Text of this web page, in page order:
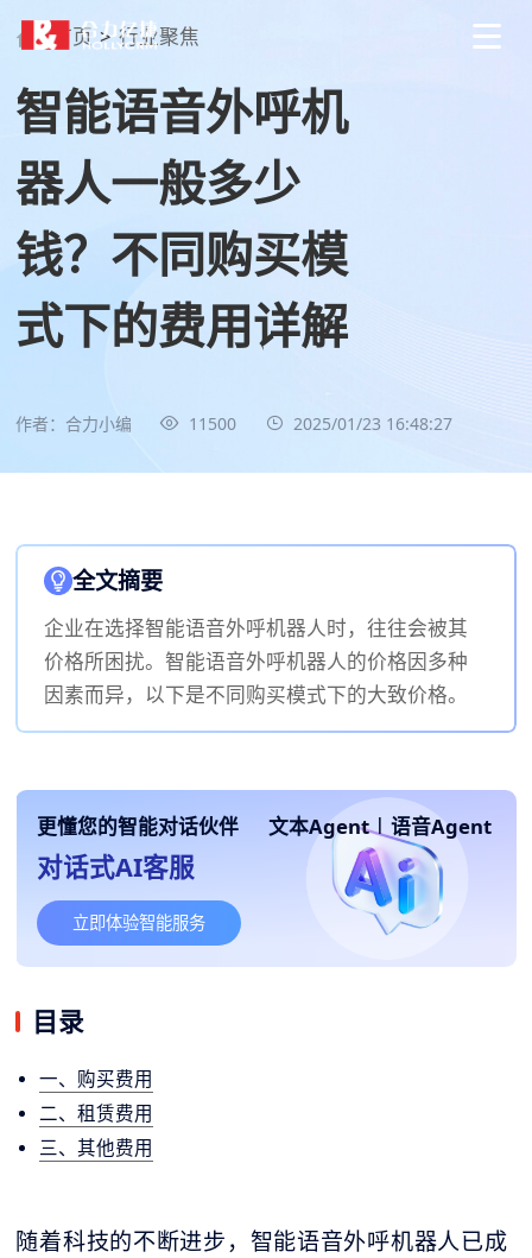
首页 > 行业聚焦
智能语音外呼机
器人一般多少
钱？不同购买模
式下的费用详解
作者：合力小编 11500 2025/01/23 16:48:27
全文摘要
企业在选择智能语音外呼机器人时，往往会被其
价格所困扰。智能语音外呼机器人的价格因多种
因素而异，以下是不同购买模式下的大致价格。
更懂您的智能对话伙伴 文本Agent | 语音Agent
对话式AI客服
立即体验智能服务
目录
一、购买费用
二、租赁费用
三、其他费用
随着科技的不断进步，智能语音外呼机器人已成